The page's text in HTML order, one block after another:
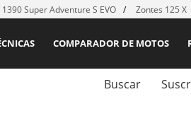
1390 Super Adventure S EVO Zontes 125 X
COMPARADOR DE MOTOS
Buscar